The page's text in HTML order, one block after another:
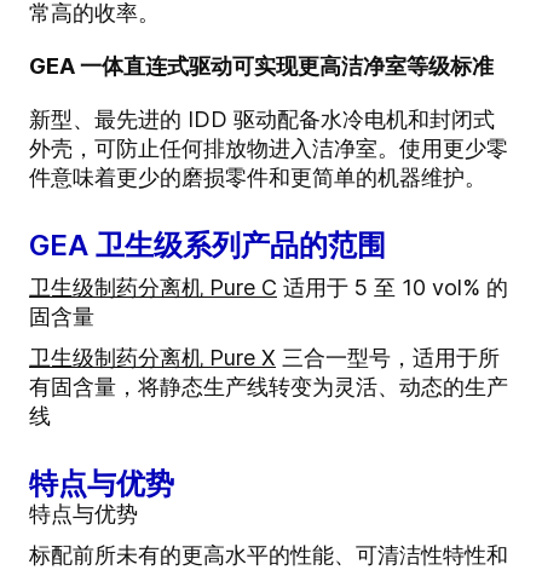
常高的收率。
GEA 一体直连式驱动可实现更高洁净室等级标准
新型、最先进的 IDD 驱动配备水冷电机和封闭式
外壳，可防止任何排放物进入洁净室。使用更少零
件意味着更少的磨损零件和更简单的机器维护。
GEA 卫生级系列产品的范围
卫生级制药分离机 Pure C 适用于 5 至 10 vol% 的
固含量
卫生级制药分离机 Pure X 三合一型号，适用于所
有固含量，将静态生产线转变为灵活、动态的生产
线
特点与优势
特点与优势
标配前所未有的更高水平的性能、可清洁性特性和